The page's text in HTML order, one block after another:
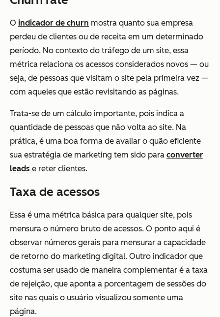
O indicador de churn mostra quanto sua empresa
perdeu de clientes ou de receita em um determinado
período. No contexto do tráfego de um site, essa
métrica relaciona os acessos considerados novos — ou
seja, de pessoas que visitam o site pela primeira vez —
com aqueles que estão revisitando as páginas.
Trata-se de um cálculo importante, pois indica a
quantidade de pessoas que não volta ao site. Na
prática, é uma boa forma de avaliar o quão eficiente
sua estratégia de marketing tem sido para converter
leads e reter clientes.
Taxa de acessos
Essa é uma métrica básica para qualquer site, pois
mensura o número bruto de acessos. O ponto aqui é
observar números gerais para mensurar a capacidade
de retorno do marketing digital. Outro indicador que
costuma ser usado de maneira complementar é a taxa
de rejeição, que aponta a porcentagem de sessões do
site nas quais o usuário visualizou somente uma
página.